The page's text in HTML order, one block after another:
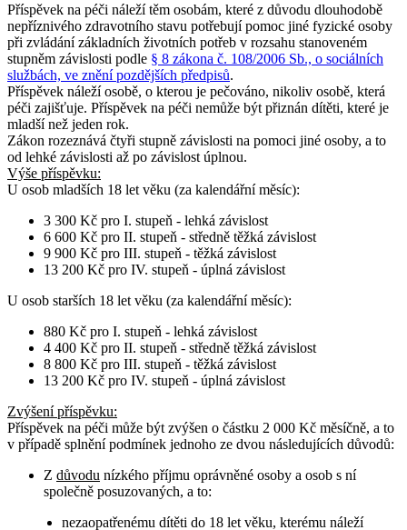
Příspěvek na péči náleží těm osobám, které z důvodu dlouhodobě
nepříznivého zdravotního stavu potřebují pomoc jiné fyzické osoby
při zvládání základních životních potřeb v rozsahu stanoveném
stupněm závislosti podle § 8 zákona č. 108/2006 Sb., o sociálních
službách, ve znění pozdějších předpisů.
Příspěvek náleží osobě, o kterou je pečováno, nikoliv osobě, která
péči zajišťuje. Příspěvek na péči nemůže být přiznán dítěti, které je
mladší než jeden rok.
Zákon rozeznává čtyři stupně závislosti na pomoci jiné osoby, a to
od lehké závislosti až po závislost úplnou.
Výše příspěvku:
U osob mladších 18 let věku (za kalendářní měsíc):
3 300 Kč pro I. stupeň - lehká závislost
6 600 Kč pro II. stupeň - středně těžká závislost
9 900 Kč pro III. stupeň - těžká závislost
13 200 Kč pro IV. stupeň - úplná závislost
U osob starších 18 let věku (za kalendářní měsíc):
880 Kč pro I. stupeň - lehká závislost
4 400 Kč pro II. stupeň - středně těžká závislost
8 800 Kč pro III. stupeň - těžká závislost
13 200 Kč pro IV. stupeň - úplná závislost
Zvýšení příspěvku:
Příspěvek na péči může být zvýšen o částku 2 000 Kč měsíčně, a to
v případě splnění podmínek jednoho ze dvou následujících důvodů:
Z důvodu nízkého příjmu oprávněné osoby a osob s ní
společně posuzovaných, a to:
nezaopatřenému dítěti do 18 let věku, kterému náleží